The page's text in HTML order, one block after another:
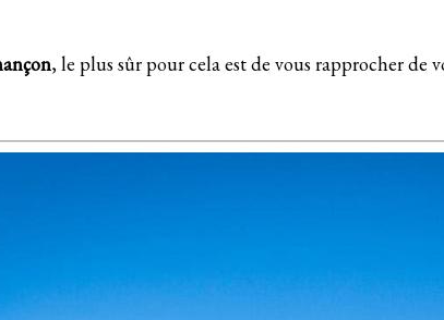
, le plus sûr pour cela est de vous rapprocher